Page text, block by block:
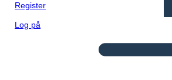
Register
Log på